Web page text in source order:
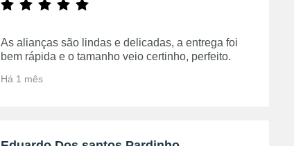
As alianças são lindas e delicadas, a entrega foi
bem rápida e o tamanho veio certinho, perfeito.
Há 1 mês